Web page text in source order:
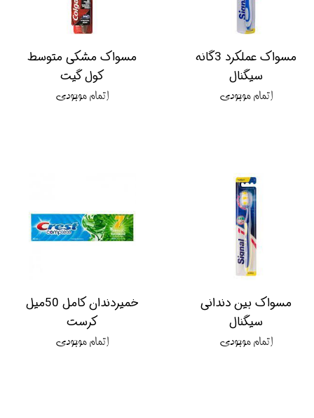
مسواک عملکرد 3گانه
سیگنال
اتمام موجودی
مسواک مشکی متوسط
کول گیت
اتمام موجودی
مسواک بین دندانی
سیگنال
اتمام موجودی
خمیردندان کامل 50میل
کرست
اتمام موجودی